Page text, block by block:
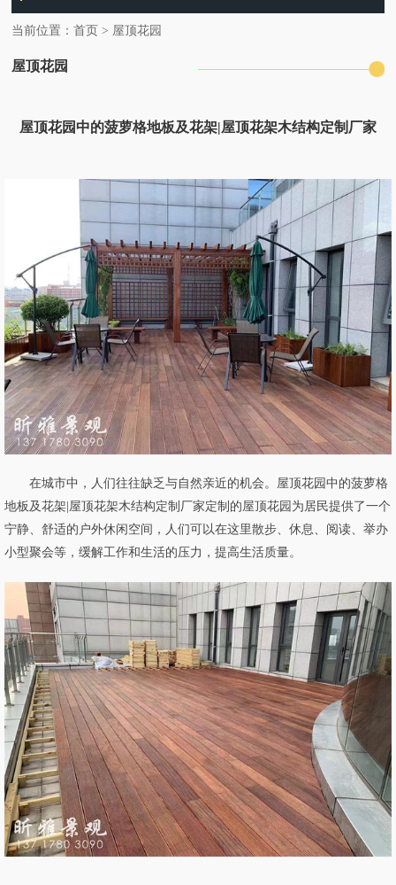
当前位置：首页 > 屋顶花园
屋顶花园
屋顶花园中的菠萝格地板及花架|屋顶花架木结构定制厂家
在城市中，人们往往缺乏与自然亲近的机会。屋顶花园中的菠萝格
地板及花架|屋顶花架木结构定制厂家定制的屋顶花园为居民提供了一个
宁静、舒适的户外休闲空间，人们可以在这里散步、休息、阅读、举办
小型聚会等，缓解工作和生活的压力，提高生活质量。